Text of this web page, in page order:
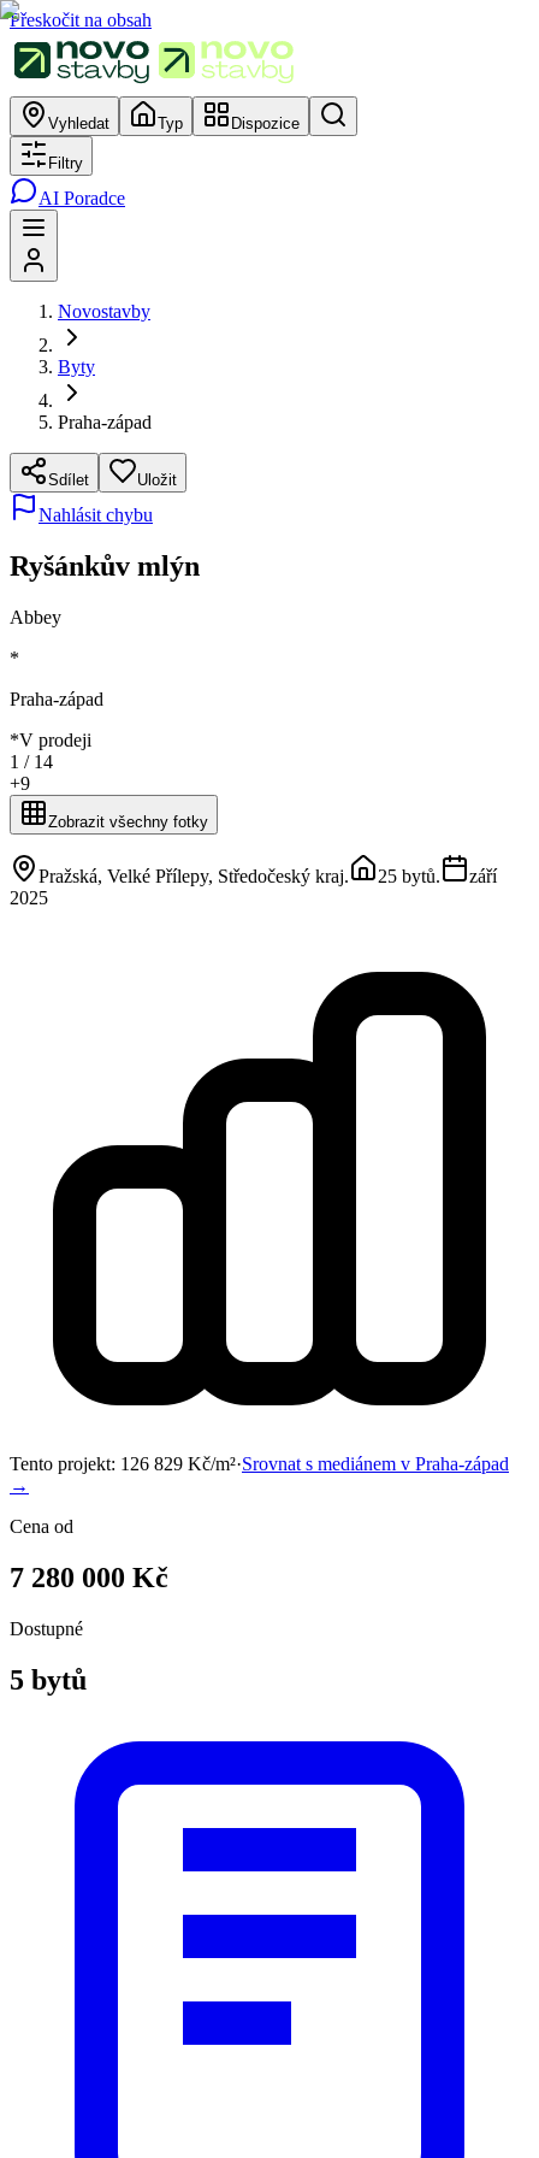
Přeskočit na obsah
Vyhledat Typ Dispozice
Filtry
AI Poradce
Novostavby
Byty
Praha-západ
Sdílet Uložit
Nahlásit chybu
Ryšánkův mlýn
Abbey
*
Praha-západ
*V prodeji
1 / 14
+9
Zobrazit všechny fotky
Pražská, Velké Přílepy, Středočeský kraj. 25 bytů.
září
2025
Tento projekt: 126 829 Kč/m²·Srovnat s mediánem v Praha-západ
→
Cena od
7 280 000 Kč
Dostupné
5 bytů